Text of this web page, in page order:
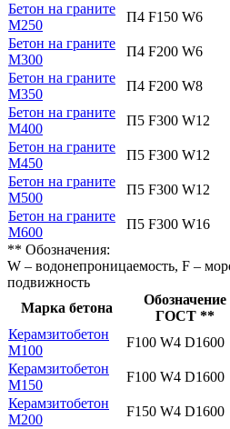
Бетон на граните
М250
П4 F150 W6
Бетон на граните
М300
П4 F200 W6
Бетон на граните
М350
П4 F200 W8
Бетон на граните
М400
П5 F300 W12
Бетон на граните
М450
П5 F300 W12
Бетон на граните
М500
П5 F300 W12
Бетон на граните
М600
П5 F300 W16
** Обозначения:
W – водонепроницаемость, F –
подвижность
Марка бетона
Обозначение
ГОСТ **
Керамзитобетон
М100
F100 W4 D1600
Керамзитобетон
М150
F100 W4 D1600
Керамзитобетон
М200
F150 W4 D1600